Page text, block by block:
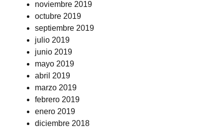
noviembre 2019
octubre 2019
septiembre 2019
julio 2019
junio 2019
mayo 2019
abril 2019
marzo 2019
febrero 2019
enero 2019
diciembre 2018